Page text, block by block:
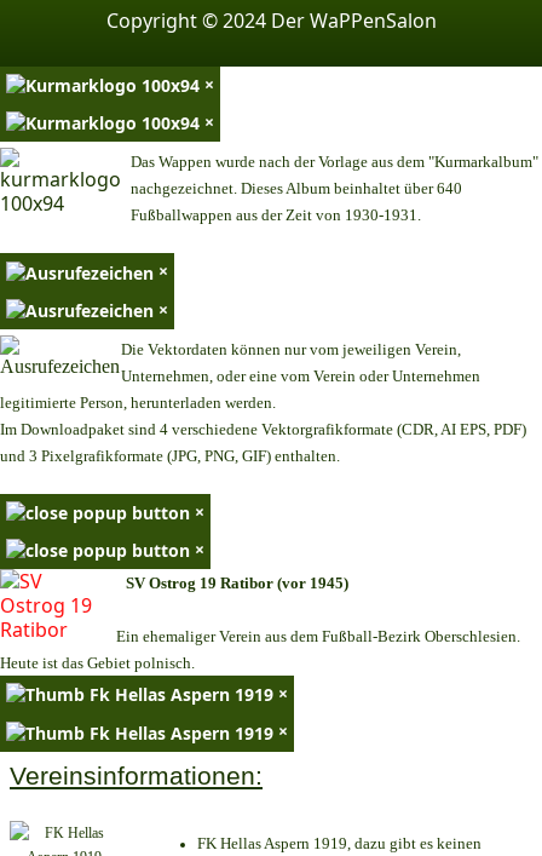
Copyright © 2024 Der WaPPenSalon
×
×
Das Wappen wurde nach der Vorlage aus dem "Kurmarkalbum"
nachgezeichnet. Dieses Album beinhaltet über 640
Fußballwappen aus der Zeit von 1930-1931.
×
×
Die Vektordaten können nur vom jeweiligen Verein,
Unternehmen, oder eine vom Verein oder Unternehmen
legitimierte Person, herunterladen werden.
Im Downloadpaket sind 4 verschiedene Vektorgrafikformate (CDR, AI EPS, PDF)
und 3 Pixelgrafikformate (JPG, PNG, GIF) enthalten.
×
×
SV Ostrog 19 Ratibor (vor 1945)
Ein ehemaliger Verein aus dem Fußball-Bezirk Oberschlesien.
Heute ist das Gebiet polnisch.
×
×
Vereinsinformationen:
FK Hellas Aspern 1919, dazu gibt es keinen